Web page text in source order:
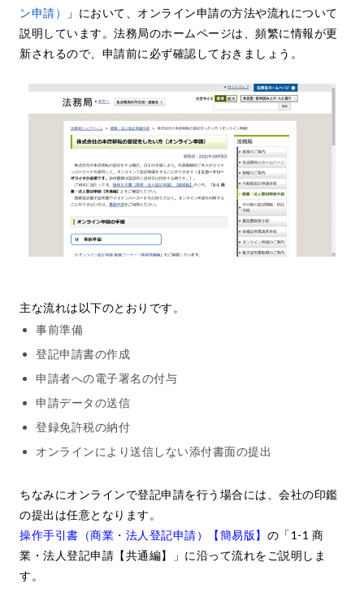
ン申請）
」において、オンライン申請の方法や流れについて
説明しています。法務局のホームページは、頻繁に情報が更
新されるので、申請前に必ず確認しておきましょう。
主な流れは以下のとおりです。
事前準備
登記申請書の作成
申請者への電子署名の付与
申請データの送信
登録免許税の納付
オンラインにより送信しない添付書面の提出
ちなみにオンラインで登記申請を行う場合には、会社の印鑑
の提出は任意となります。
操作手引書（商業・法人登記申請）【簡易版】 の「1-1 商
業・法人登記申請【共通編】」に沿って流れをご説明しま
す。